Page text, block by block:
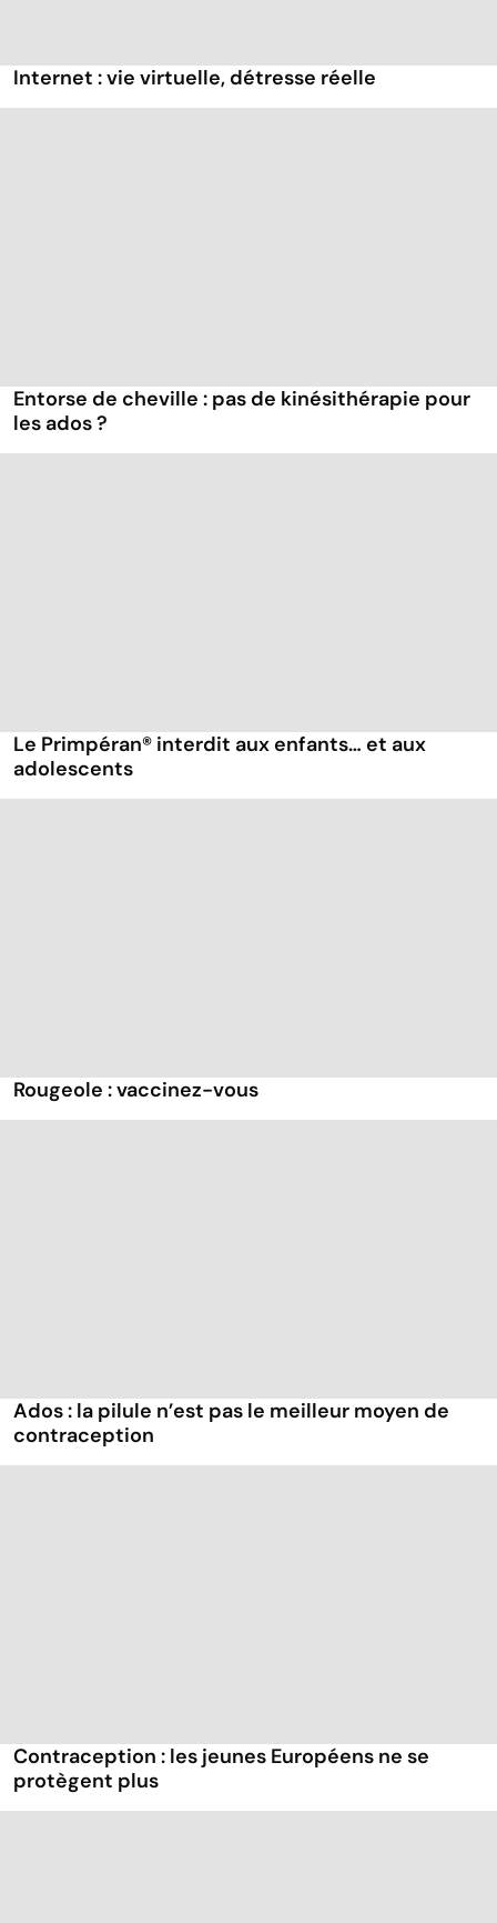
Internet : vie virtuelle, détresse réelle
Entorse de cheville : pas de kinésithérapie pour
les ados ?
Le Primpéran® interdit aux enfants… et aux
adolescents
Rougeole : vaccinez-vous
Ados : la pilule n’est pas le meilleur moyen de
contraception
Contraception : les jeunes Européens ne se
protègent plus